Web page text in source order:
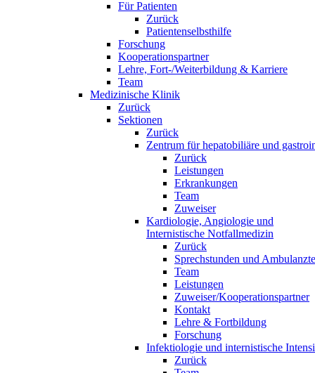
Für Patienten
Zurück
Patientenselbsthilfe
Forschung
Kooperationspartner
Lehre, Fort-/Weiterbildung & Karriere
Team
Medizinische Klinik
Zurück
Sektionen
Zurück
Zentrum für hepatobiliäre und
Zurück
Leistungen
Erkrankungen
Team
Zuweiser
Kardiologie, Angiologie und
Internistische Notfallmedizin
Zurück
Sprechstunden und
Team
Leistungen
Zuweiser/Kooperationspartner
Kontakt
Lehre & Fortbildung
Forschung
Infektiologie und internistische
Zurück